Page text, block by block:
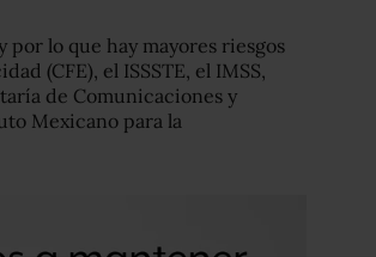
por lo que hay mayores riesgos
(CFE), el ISSSTE, el IMSS,
de Comunicaciones y
Mexicano para la